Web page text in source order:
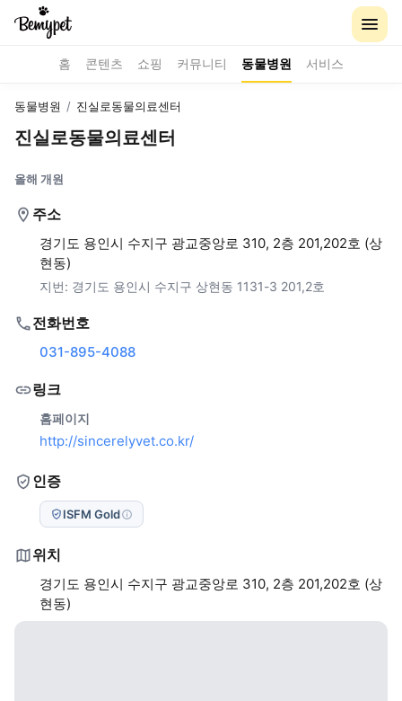
홈 콘텐츠 쇼핑 커뮤니티 동물병원 서비스
동물병원 / 진실로동물의료센터
진실로동물의료센터
올해 개원
주소
경기도 용인시 수지구 광교중앙로 310, 2층 201,202호 (상
현동)
지번: 경기도 용인시 수지구 상현동 1131-3 201,2호
전화번호
031-895-4088
링크
홈페이지
http://sincerelyvet.co.kr/
인증
ISFM Gold
위치
경기도 용인시 수지구 광교중앙로 310, 2층 201,202호 (상
현동)